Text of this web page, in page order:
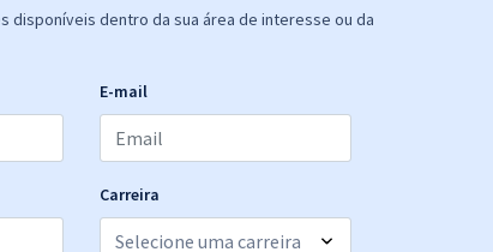
disponíveis dentro da sua área de interesse ou da
E-mail
Carreira